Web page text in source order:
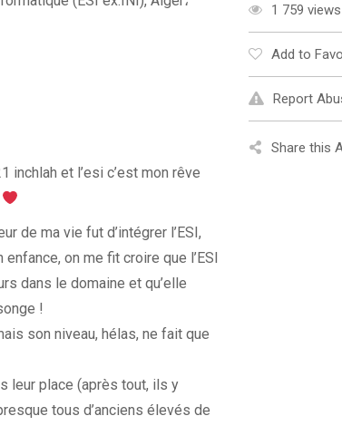
et l’esi c’est mon rêve
de ma vie fut d’intégrer l’ESI,
on me fit croire que l’ESI
dans le domaine et qu’elle
!
son niveau, hélas, ne fait que
leur place (après tout, ils y
tous d’anciens élevés de
1 759 views
Add to
Report
Share this